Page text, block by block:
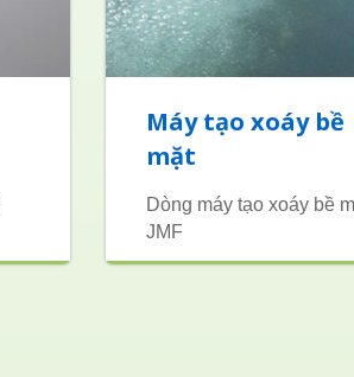
Máy tạo xoáy bề
mặt
Dòng máy tạo xoáy bề
JMF